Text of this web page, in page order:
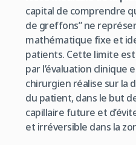
capital de comprendre
de greffons” ne
mathématique fixe et
patients. Cette limite
par l’évaluation clinique
chirurgien réalise sur la
du patient, dans le but
capillaire future et
et irréversible dans la